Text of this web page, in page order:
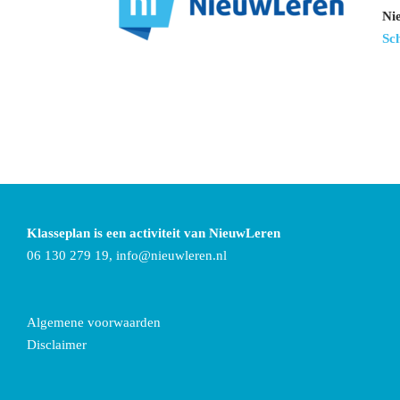
Klasseplan is een activiteit van NieuwLeren
06 130 279 19, info@nieuwleren.nl
Algemene voorwaarden
Disclaimer